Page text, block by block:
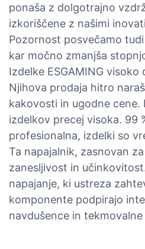
ponaša z dolgotrajno
izkoriščene z našimi
Pozornost posvečamo
kar močno zmanjša
Izdelke ESGAMING
Njihova prodaja hitro
kakovosti in ugodne
izdelkov precej visoka. 99
profesionalna, izdelki so
Ta napajalnik, zasnovan
zanesljivost in
napajanje, ki ustreza
komponente podpirajo
navdušence in